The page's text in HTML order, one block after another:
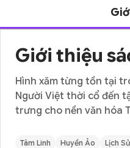
Giới thiệu
Hình xăm từng tồn tại
Người Việt thời cổ đến
trưng cho nền văn hóa
Tâm Linh Huyền Ảo Lịch Sử